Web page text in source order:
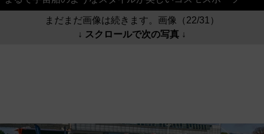
まだまだ画像は続きます。画像（22/31）
↓ スクロールで次の写真 ↓